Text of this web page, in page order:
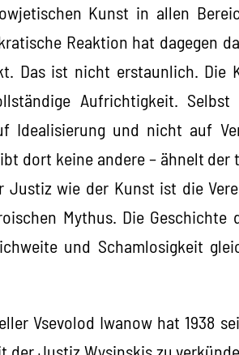
Kunst in allen
Reaktion hat dagegen
Das ist nicht erstaunlich. Die
Aufrichtigkeit.
Idealisierung und nicht auf
dort keine andere – ähnelt
wie der Kunst ist die
Mythus. Die Geschichte
und Schamlosigkeit
Vsevolod Iwanow hat 1938